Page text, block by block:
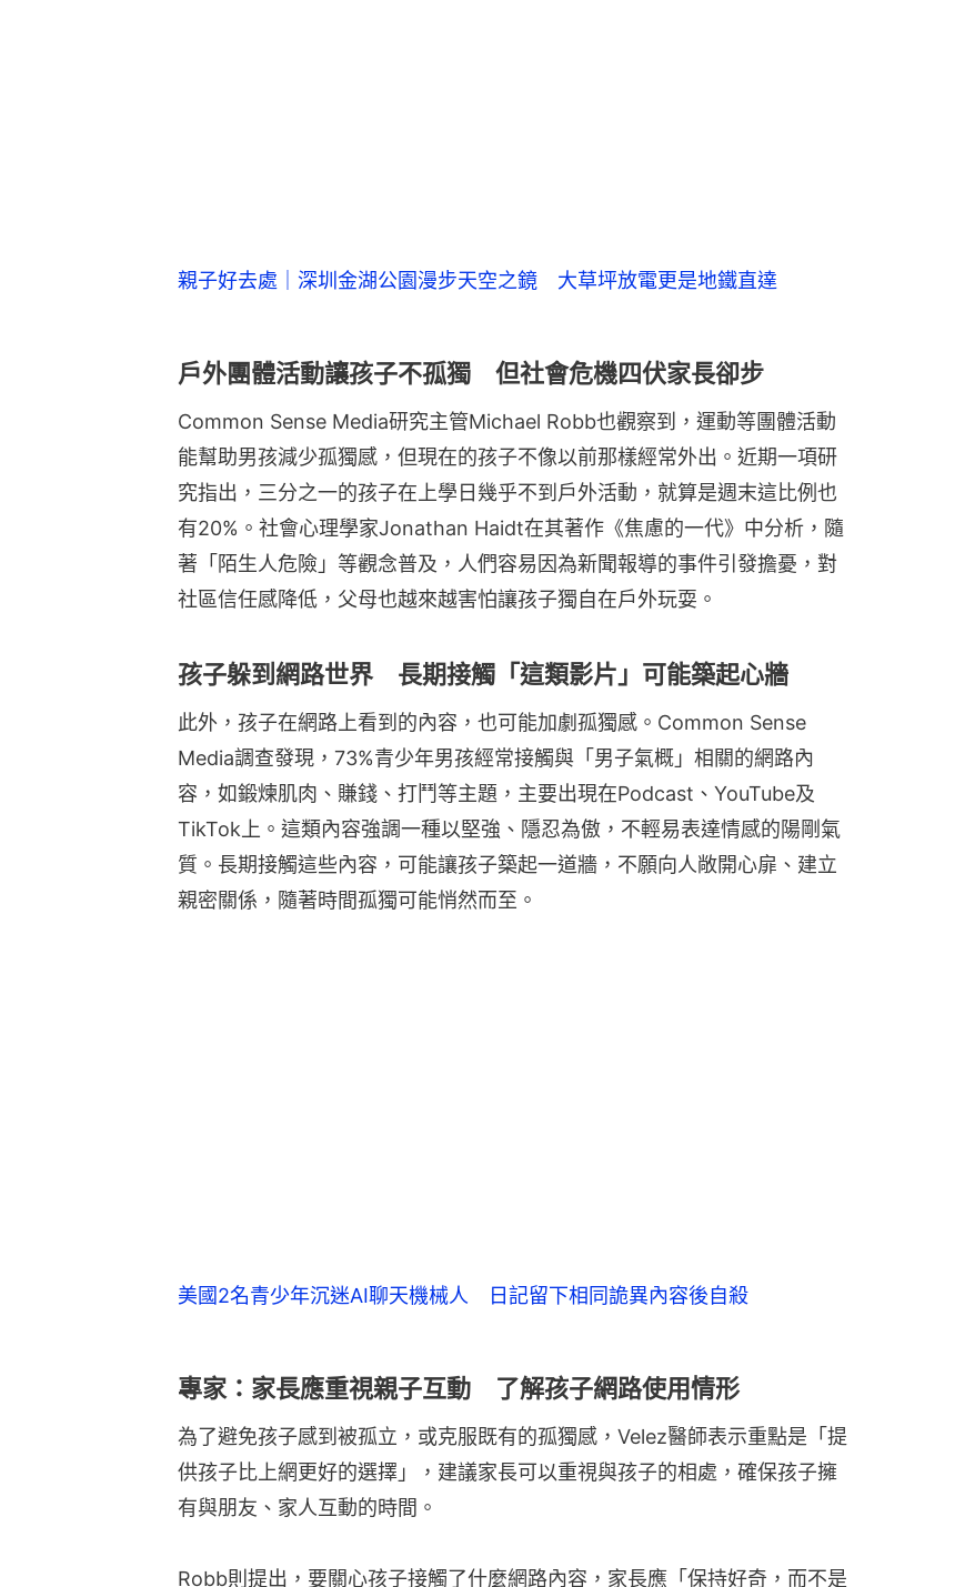
親子好去處｜深圳金湖公園漫步天空之鏡 大草坪放電更是地鐵直達
戶外團體活動讓孩子不孤獨 但社會危機四伏家長卻步
Common Sense Media研究主管Michael Robb也觀察到，運動等團體活動
能幫助男孩減少孤獨感，但現在的孩子不像以前那樣經常外出。近期一項研
究指出，三分之一的孩子在上學日幾乎不到戶外活動，就算是週末這比例也
有20%。社會心理學家Jonathan Haidt在其著作《焦慮的一代》中分析，隨
著「陌生人危險」等觀念普及，人們容易因為新聞報導的事件引發擔憂，對
社區信任感降低，父母也越來越害怕讓孩子獨自在戶外玩耍。
孩子躲到網路世界 長期接觸「這類影片」可能築起心牆
此外，孩子在網路上看到的內容，也可能加劇孤獨感。Common Sense
Media調查發現，73%青少年男孩經常接觸與「男子氣概」相關的網路內
容，如鍛煉肌肉、賺錢、打鬥等主題，主要出現在Podcast、YouTube及
TikTok上。這類內容強調一種以堅強、隱忍為傲，不輕易表達情感的陽剛氣
質。長期接觸這些內容，可能讓孩子築起一道牆，不願向人敞開心扉、建立
親密關係，隨著時間孤獨可能悄然而至。
美國2名青少年沉迷AI聊天機械人 日記留下相同詭異內容後自殺
專家：家長應重視親子互動 了解孩子網路使用情形
為了避免孩子感到被孤立，或克服既有的孤獨感，Velez醫師表示重點是「提
供孩子比上網更好的選擇」，建議家長可以重視與孩子的相處，確保孩子擁
有與朋友、家人互動的時間。
Robb則提出，要關心孩子接觸了什麼網路內容，家長應「保持好奇，而不是